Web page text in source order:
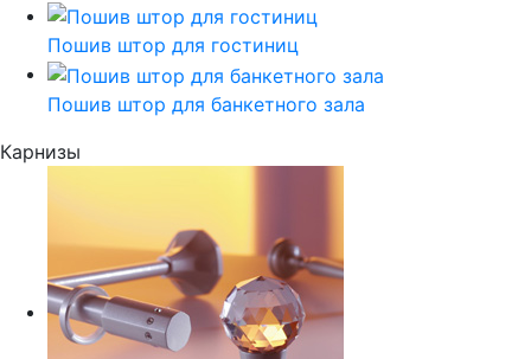
Пошив штор для гостиниц
Пошив штор для банкетного зала
Карнизы